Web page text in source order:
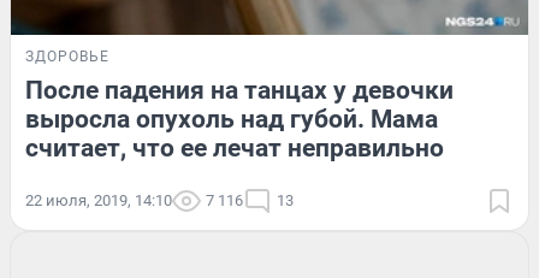
ЗДОРОВЬЕ
После падения на танцах у девочки
выросла опухоль над губой. Мама
считает, что ее лечат неправильно
22 июля, 2019, 14:10 7 116 13